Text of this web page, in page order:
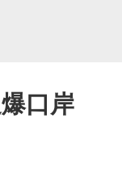
口岸